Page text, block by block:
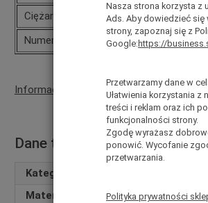
Ciężar kg
7,0
Numer katalogowy
240110
Informacje o producencie
Dane techniczne
Kategoria:
Materiał:
Nasza strona korzysta z
Ads. Aby dowiedzieć się
strony, zapoznaj się z
Google: https://
Przetwarzamy dane w
Ułatwienia korzystania
treści i reklam oraz ich
funkcjonalności strony.
Zgodę wyrażasz
ponowić. Wycofanie
przetwarzania.
Polityka prywatności